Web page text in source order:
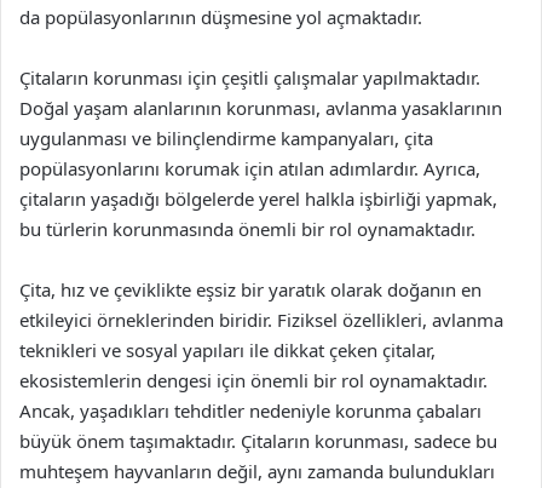
da popülasyonlarının düşmesine yol açmaktadır.
Çitaların korunması için çeşitli çalışmalar yapılmaktadır.
Doğal yaşam alanlarının korunması, avlanma yasaklarının
uygulanması ve bilinçlendirme kampanyaları, çita
popülasyonlarını korumak için atılan adımlardır. Ayrıca,
çitaların yaşadığı bölgelerde yerel halkla işbirliği yapmak,
bu türlerin korunmasında önemli bir rol oynamaktadır.
Çita, hız ve çeviklikte eşsiz bir yaratık olarak doğanın en
etkileyici örneklerinden biridir. Fiziksel özellikleri, avlanma
teknikleri ve sosyal yapıları ile dikkat çeken çitalar,
ekosistemlerin dengesi için önemli bir rol oynamaktadır.
Ancak, yaşadıkları tehditler nedeniyle korunma çabaları
büyük önem taşımaktadır. Çitaların korunması, sadece bu
muhteşem hayvanların değil, aynı zamanda bulundukları